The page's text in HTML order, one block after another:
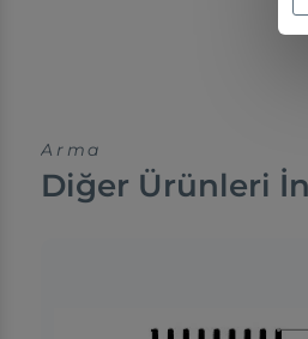
Arma
Diğer Ürünleri